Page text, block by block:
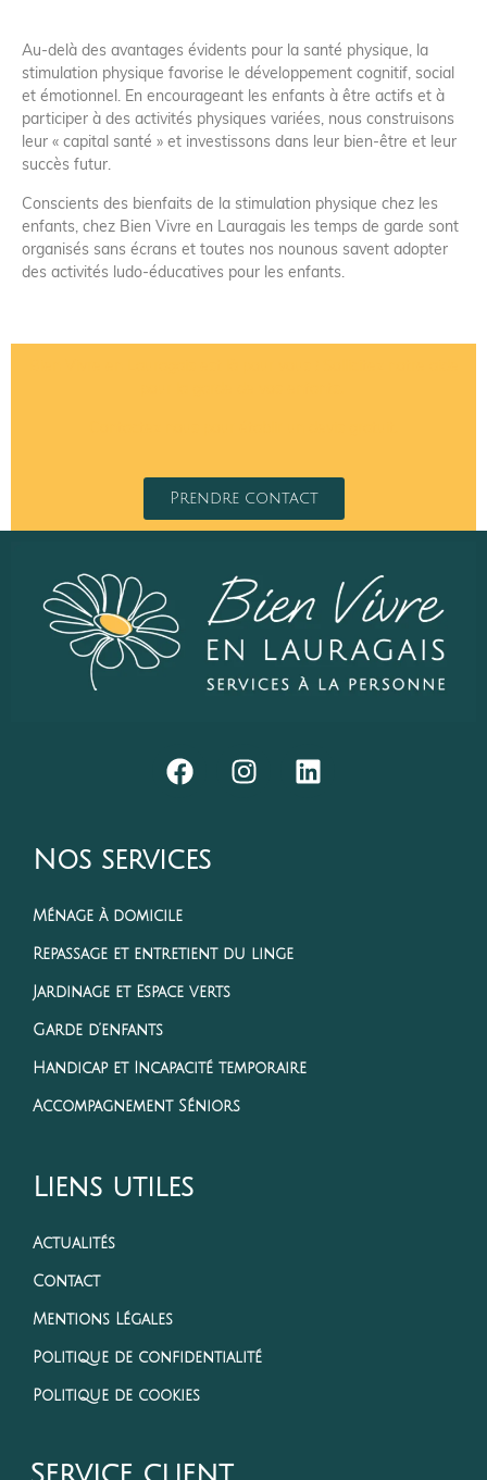
Au-delà des avantages évidents pour la santé physique, la
stimulation physique favorise le développement cognitif, social
et émotionnel. En encourageant les enfants à être actifs et à
participer à des activités physiques variées, nous construisons
leur « capital santé » et investissons dans leur bien-être et leur
succès futur.
Conscients des bienfaits de la stimulation physique chez les
enfants, chez Bien Vivre en Lauragais les temps de garde sont
organisés sans écrans et toutes nos nounous savent adopter
des activités ludo-éducatives pour les enfants.
Prendre contact
Nos services
Ménage à domicile
Repassage et entretient du linge
Jardinage et Espace verts
Garde d’enfants
Handicap et Incapacité temporaire
Accompagnement Séniors
Liens utiles
Actualités
Contact
Mentions Légales
Politique de confidentialité
Politique de cookies